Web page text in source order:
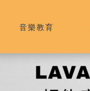
音樂教育